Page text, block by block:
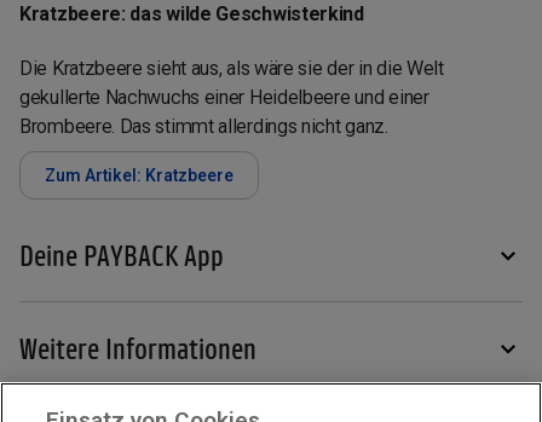
Kratzbeere: das wilde Geschwisterkind
Die Kratzbeere sieht aus, als wäre sie der in die Welt
gekullerte Nachwuchs einer Heidelbeere und einer
Brombeere. Das stimmt allerdings nicht ganz.
Zum Artikel: Kratzbeere
Deine PAYBACK App
Weitere Informationen